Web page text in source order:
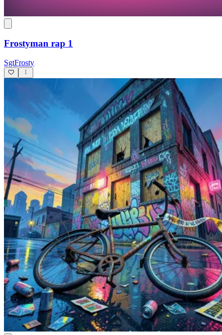
Frostyman rap 1
SgtFrosty